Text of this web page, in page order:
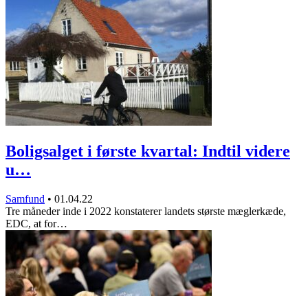
Boligsalget i første kvartal: Indtil videre
u…
Samfund • 01.04.22
Tre måneder inde i 2022 konstaterer landets største mæglerkæde,
EDC, at for…